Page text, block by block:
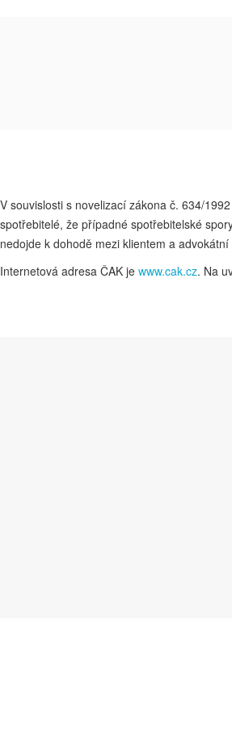
V souvislosti s novelizací zákona č. 634/
spotřebitelé, že případné spotřebitelské
nedojde k dohodě mezi klientem a
Internetová adresa ČAK je www.cak.cz. Na